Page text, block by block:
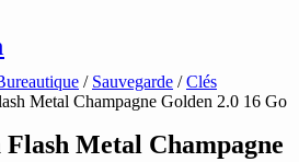
/ Sauvegarde /Clés
Metal Champagne Golden 2.0 16 Go
Metal Champagne